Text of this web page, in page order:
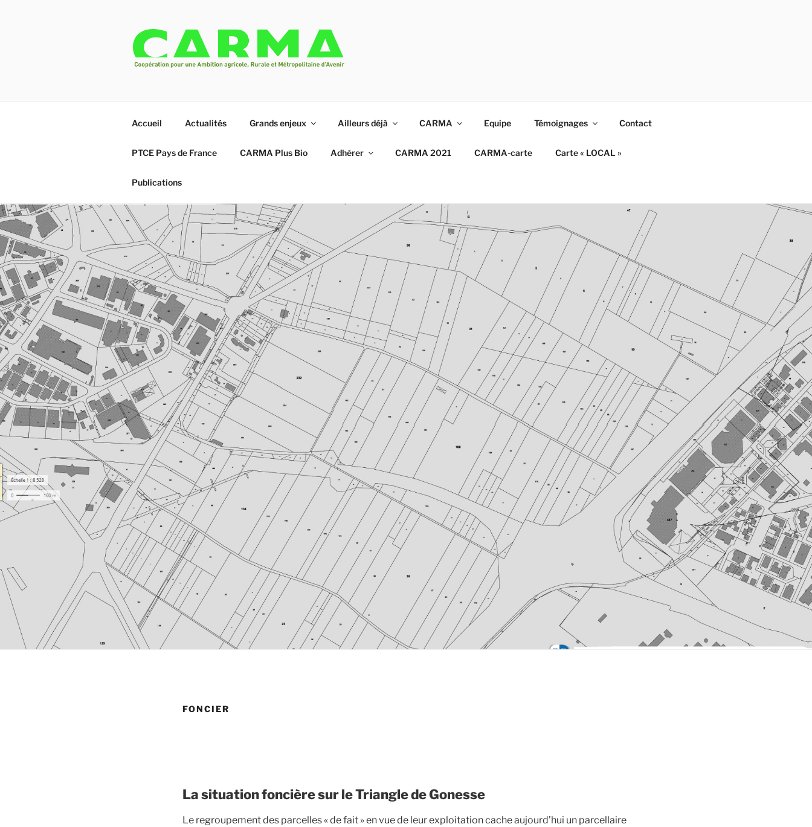
Accueil Actualités Grands enjeux Ailleurs déjà CARMA Equipe Témoignages Contact
PTCE Pays de France CARMA Plus Bio Adhérer CARMA 2021 CARMA-carte Carte « LOCAL »
Publications
FONCIER
La situation foncière sur le Triangle de Gonesse
Le regroupement des parcelles « de fait » en vue de leur exploitation cache aujourd’hui un parcellaire